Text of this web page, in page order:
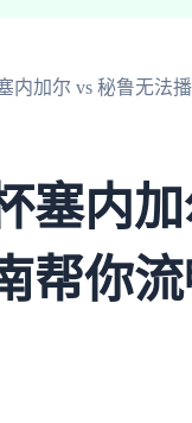
内加尔 vs 秘鲁无法
塞内
帮你